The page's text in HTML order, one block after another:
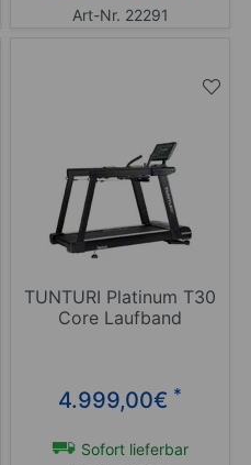
Art-Nr. 22291
TUNTURI Platinum T30
Core Laufband
4.999,00€ *
Sofort lieferbar